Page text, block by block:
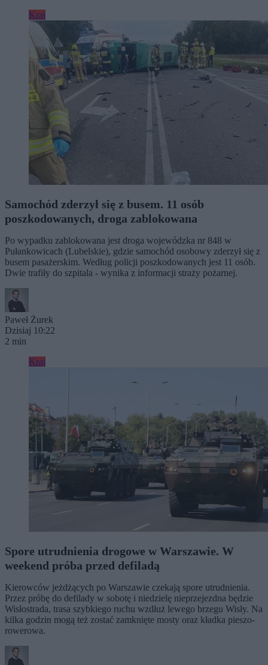
Kraj
Samochód zderzył się z busem. 11 osób
poszkodowanych, droga zablokowana
Po wypadku zablokowana jest droga wojewódzka nr 848 w
Pułankowicach (Lubelskie), gdzie samochód osobowy zderzył się z
busem pasażerskim. Według policji poszkodowanych jest 11 osób.
Dwie trafiły do szpitala - wynika z informacji straży pożarnej.
Paweł Żurek
Dzisiaj 10:22
2 min
Kraj
Spore utrudnienia drogowe w Warszawie. W
weekend próba przed defiladą
Kierowców jeżdżących po Warszawie czekają spore utrudnienia.
Przez próbę do defilady w sobotę i niedzielę nieprzejezdna będzie
Wisłostrada, trasa szybkiego ruchu wzdłuż lewego brzegu Wisły. Na
kilka godzin mogą też zostać zamknięte mosty oraz kładka pieszo-
rowerowa.